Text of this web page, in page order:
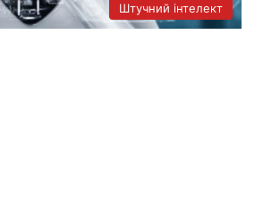
Штучний інтелект